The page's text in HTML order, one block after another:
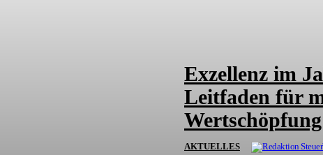
Exzellenz im
Leitfaden für
Wertschöpfung
AKTUELLES